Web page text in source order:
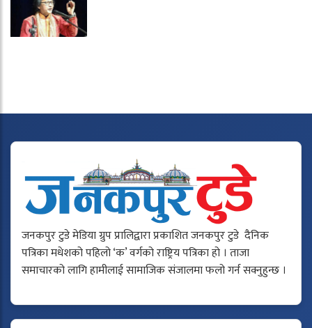
जनकपुर टुडे मेडिया ग्रुप प्रालिद्वारा प्रकाशित जनकपुर टुडे दैनिक
पत्रिका मधेशको पहिलो ‘क’ वर्गको राष्ट्रिय पत्रिका हो । ताजा
समाचारको लागि हामीलाई सामाजिक संजालमा फलो गर्न सक्नुहुन्छ ।